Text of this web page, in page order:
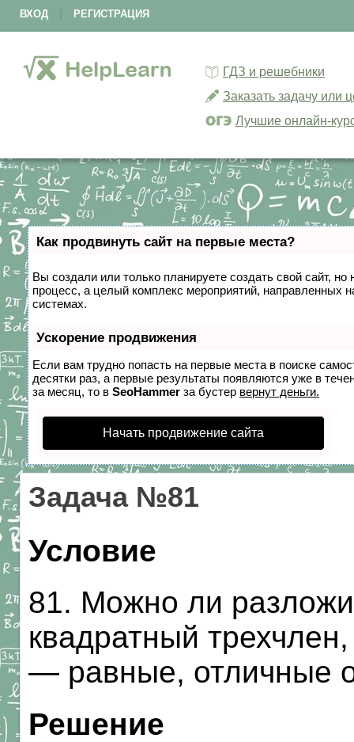
ВХОД РЕГИСТРАЦИЯ
ГДЗ и решебники
Заказать задачу или
Лучшие онлайн-
Как продвинуть сайт на первые места?
Вы создали или только планируете создать свой сайт,
процесс, а целый комплекс мероприятий, направленных
системах.
Ускорение продвижения
Если вам трудно попасть на первые места в поиске
десятки раз, а первые результаты появляются уже в
за месяц, то в SeoHammer за бустер вернут деньги.
Начать продвижение сайта
Задача №81
Условие
81. Можно ли
квадратный
— равные, отличные
Решение